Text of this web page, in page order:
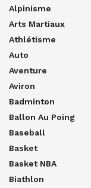
Alpinisme
Arts Martiaux
Athlétisme
Auto
Aventure
Aviron
Badminton
Ballon Au Poing
Baseball
Basket
Basket NBA
Biathlon